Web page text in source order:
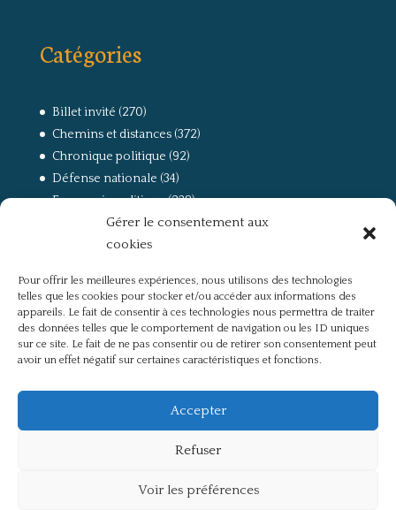
Gérer le consentement aux
cookies
Pour offrir les meilleures expériences, nous utilisons des technologies
telles que les cookies pour stocker et/ou accéder aux informations des
appareils. Le fait de consentir à ces technologies nous permettra de traiter
des données telles que le comportement de navigation ou les ID uniques
sur ce site. Le fait de ne pas consentir ou de retirer son consentement peut
avoir un effet négatif sur certaines caractéristiques et fonctions.
Accepter
Refuser
Voir les préférences
Catégories
Billet invité (270)
Chemins et distances(372)
Chronique politique (92)
Défense nationale (34)
Economie politique(238)
(168)
La guerre, la Résistance et la Déportation
Non classé(42)
Partis politiques, intelligentsia, médias(750)
Présentation(4)
Références(57)